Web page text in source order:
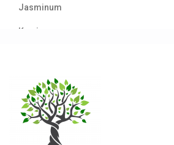
Jasminum
Kerria
Lemn câinesc (Ligustrum)
Liliac de vară (Buddleja davidii)
Mahonia